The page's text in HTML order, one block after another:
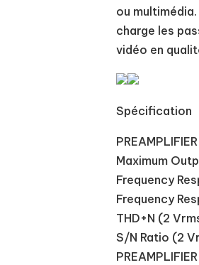
ou
charge les
vidéo en
Spécification
PREAMPLIFIER
Maximum
Frequency
Frequency
THD+N (2
S/N Ratio (2